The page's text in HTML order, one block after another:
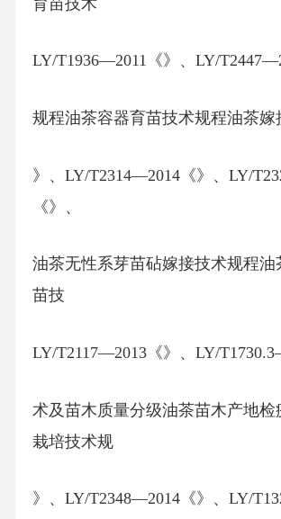
LY/T1936—2011《》、LY/
规程油茶容器育苗技术规程油茶嫁
》、LY/T2314—2014《》、LY/
《》、
油茶无性系芽苗砧嫁接技术规程油
苗技
LY/T2117—2013《》、LY/
术及苗木质量分级油茶苗木产地检
栽培技术规
》、LY/T2348—2014《》、LY/